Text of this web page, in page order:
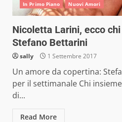
In Primo Piano Nuovi Amori
Nicoletta Larini, ecco
Stefano Bettarini
sally 1 Settembre 2017
Un amore da copertina:
per il settimanale Chi
di...
Read More